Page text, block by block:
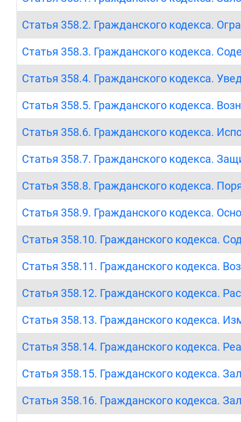
Статья 358.2. Гражданского кодекса.
Статья 358.3. Гражданского кодекса.
Статья 358.4. Гражданского кодекса.
Статья 358.5. Гражданского кодекса.
Статья 358.6. Гражданского кодекса.
Статья 358.7. Гражданского кодекса.
Статья 358.8. Гражданского кодекса.
Статья 358.9. Гражданского кодекса.
Статья 358.10. Гражданского кодекса.
Статья 358.11. Гражданского кодекса.
Статья 358.12. Гражданского кодекса.
Статья 358.13. Гражданского кодекса.
Статья 358.14. Гражданского кодекса.
Статья 358.15. Гражданского кодекса.
Статья 358.16. Гражданского кодекса.